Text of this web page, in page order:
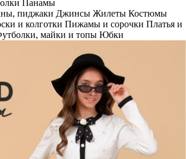
Панамы
пиджаки Джинсы Жилеты Костюмы
и колготки Пижамы и сорочки Платья и
майки и топы Юбки